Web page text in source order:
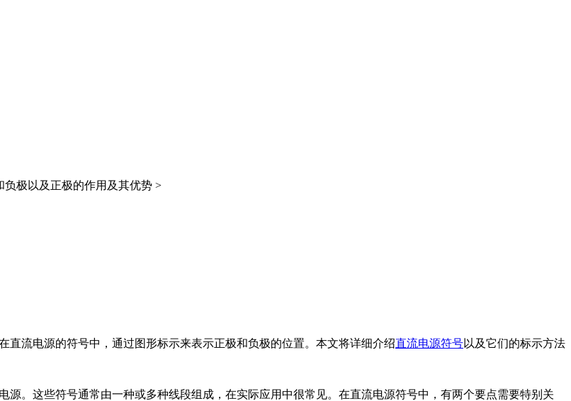
极以及正极的作用及其优势 >
直流电源的符号中，通过图形标示来表示正极和负极的位置。本文将详细介绍直流电源符号以及它们的标示方法
。这些符号通常由一种或多种线段组成，在实际应用中很常见。在直流电源符号中，有两个要点需要特别关